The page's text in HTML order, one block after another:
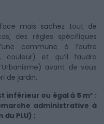
mais sachez tout de
des règles spécifiques
commune à l’autre
couleur) et qu’il faudra
avant de vous
de jardin.
inférieur ou égal à 5 m² :
administrative à
PLU) ;